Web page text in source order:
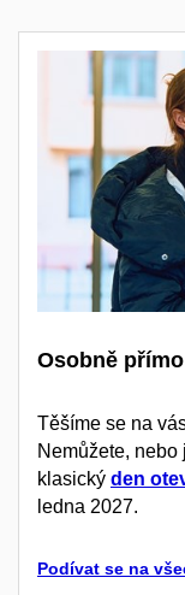
Osobně
Těšíme se na
Nemůžete,
klasický den
ledna 2027.
Podívat se na